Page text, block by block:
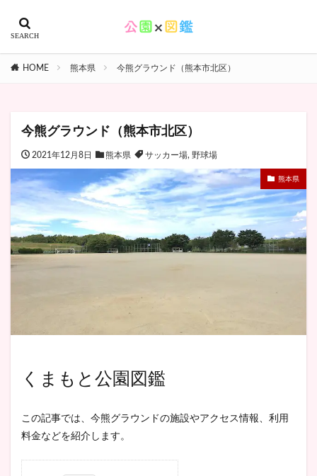
HOME 熊本県 今熊グラウンド（熊本市北区）
今熊グラウンド（熊本市北区）
2021年12月8日 熊本県 サッカー場, 野球場
熊本県
くまもと公園図鑑
この記事では、今熊グラウンドの施設やアクセス情報、利用
料金などを紹介します。